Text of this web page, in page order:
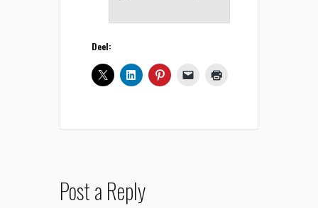
Deel:
Post a Reply